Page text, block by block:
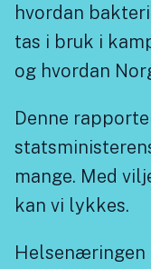
hvordan
tas i bruk i
og hvordan
Denne
mange. Med
kan vi lykkes.
Helsenæringen